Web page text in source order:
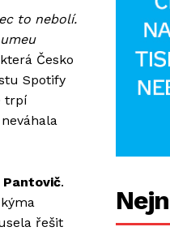
to nebolí.
Česko
Spotify
trpí
.
řešit